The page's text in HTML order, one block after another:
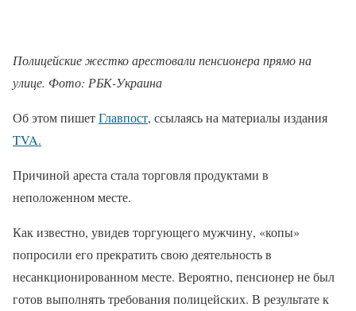
Полицейские жестко арестовали пенсионера прямо на
улице. Фото: РБК-Украина
Об этом пишетГлавпост, ссылаясь на материалы издания
TVA.
Причиной ареста стала торговля продуктами в
неположенном месте.
Как известно, увидев торгующего мужчину, «копы»
попросили его прекратить свою деятельность в
несанкционированном месте. Вероятно, пенсионер не был
готов выполнять требования полицейских. В результате к